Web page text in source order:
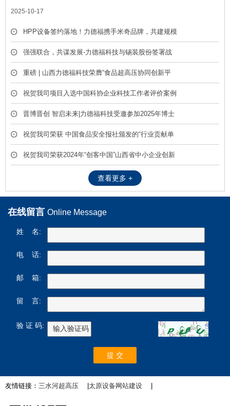
号，彰显了公司在推动超高压技术产业化中的核心作用。
2025-10-17
HPP设备签约落地！力德福携手米奇品牌，共建规模
化冷榨饮品产线
强强联合，共谋发展-力德福科技与锡装股份签署战
略合作框架协议
重磅 | 山西力德福科技荣膺“食品超高压协同创新平
台共创单位”，携手产业链共筑非热加工新生态
祝贺我司项目入选中国科协企业科技工作者评价案例
库
晋博晋创 智启未来|力德福科技受邀参加2025年博士
后创新创业成果展
祝贺我司荣获 中国食品安全报社颁发的“行业贡献单
位” 荣誉称号
祝贺我司荣获2024年“创客中国”山西省中小企业创新
查看更多 +
在线留言 Online Message
姓 名:
电 话:
邮 箱:
留 言:
验 证 码:
友情链接： 三水河超高压 |太原设备网站建设 |